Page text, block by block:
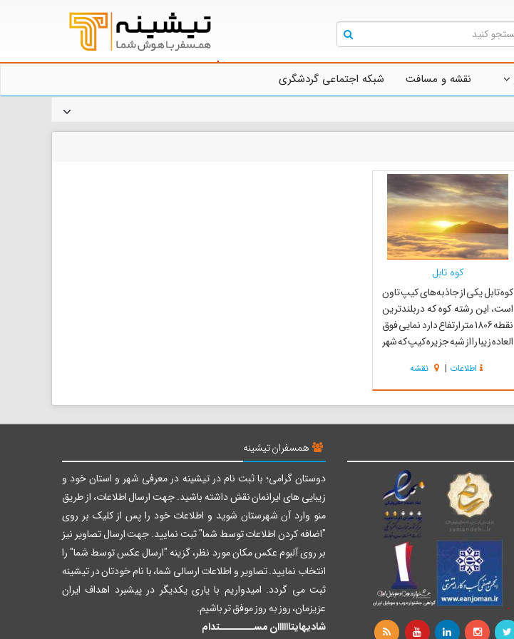
نقشه و مسافت شبکه اجتماعی گردشگری
کوه تابل
کوه تابل یکی از جاذبه‌های کیپ تاون
است، این رشته کوه که دربلندترین
نقطه 1806 متر ارتفاع دارد نمایی فوق
العاده زیبا را از شبه جزیره کیپ که شهر
معرض دید قرار می‌دهد و دامنه این
کوه پوشیده از پوشش گیاهی فوق
العاده متراکم و زیبایی است و به
همین دلیل تنها راه ص...
اطلاعات | نقشه
همسفران تیشینه
دوستان گرامی؛ با ثبت نام در تیشینه در معرفی شهر و استان خود و
زیبایی های ایرانمان نقش داشته باشید. جهت ارسال اطلاعات، از طریق
منو وارد آن شهرستان شوید و اطلاعات خود را پس از کلیک بر روی
"اضافه کردن اطلاعات توسط شما" ثبت نمایید. جهت ارسال تصاویر نیز
بر روی آلبوم عکس مکان مورد نظر، گزینه "ارسال عکس توسط شما" را
انتخاب نمایید. تصاویر و اطلاعات ارسالی شما، با نام خودتان در تیشینه
ثبت می گردد. امیدواریم با یاری یکدیگر در پیشبرد اهداف ایران
عزیزمان، روز به روز موفق تر باشیم.
شادیهایتاااااان مســــــــتدام